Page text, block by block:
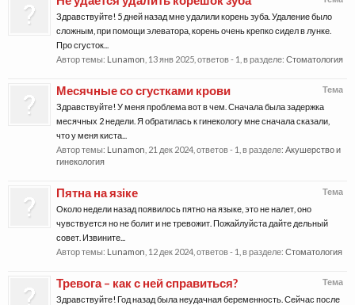
Здравствуйте! 5 дней назад мне удалили корень зуба. Удаление было
сложным, при помощи элеватора, корень очень крепко сидел в лунке.
Про сгусток...
Автор темы: Lunamon 13 янв 2025 , ответов - 1, в разделе: Стоматология
Тема
Месячные со сгустками крови
Здравствуйте! У меня проблема вот в чем. Сначала была задержка
месячных 2 недели. Я обратилась к гинекологу мне сначала сказали,
что у меня киста...
Автор темы: Lunamon 21 дек 2024 , ответов - 1, в разделе: Акушерство и
гинекология
Тема
Пятна на язіке
Около недели назад появилось пятно на языке, это не налет, оно
чувствуется но не болит и не тревожит. Пожайлуйста дайте дельный
совет. Извините...
Автор темы: Lunamon 12 дек 2024 , ответов - 1, в разделе: Стоматология
Тема
Тревога – как с ней справиться?
Здравствуйте! Год назад была неудачная беременность. Сейчас после